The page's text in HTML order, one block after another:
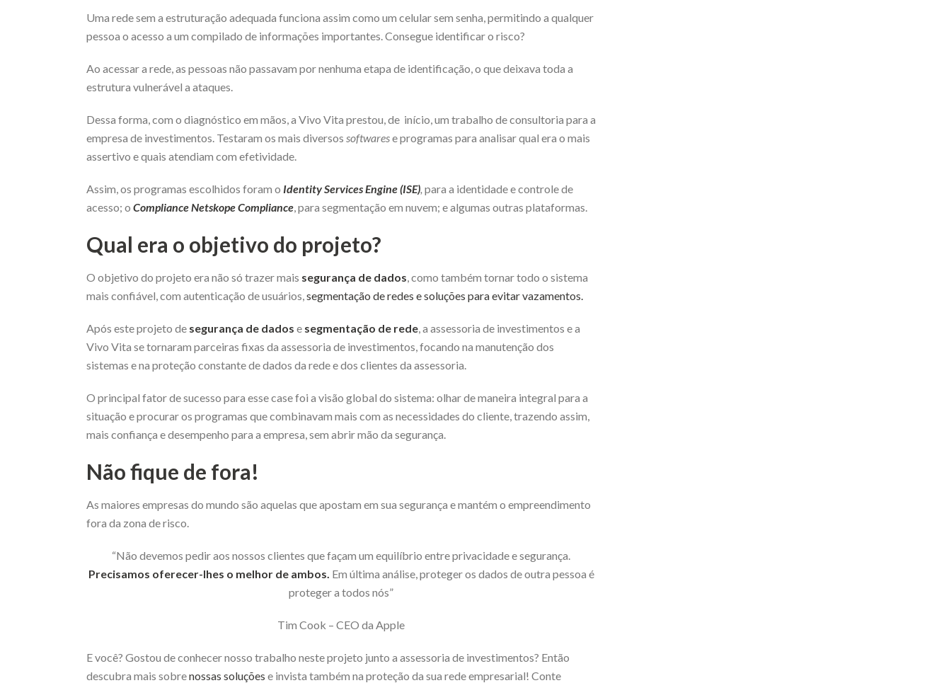
Uma rede sem a estruturação adequada funciona assim como um celular sem senha, permitindo a qualquer
pessoa o acesso a um compilado de informações importantes. Consegue identificar o risco?
Ao acessar a rede, as pessoas não passavam por nenhuma etapa de identificação, o que deixava toda a
estrutura vulnerável a ataques.
Dessa forma, com o diagnóstico em mãos, a Vivo Vita prestou, de início, um trabalho de consultoria para a
empresa de investimentos. Testaram os mais diversos softwarese programas para analisar qual era o mais
assertivo e quais atendiam com efetividade.
Assim, os programas escolhidos foram o Identity Services Engine (ISE) para a identidade e controle de
acesso; o Compliance Netskope Compliance , para segmentação em nuvem; e algumas outras plataformas.
Qual era o objetivo do projeto?
O objetivo do projeto era não só trazer mais segurança de dados , como também tornar todo o sistema
mais confiável, com autenticação de usuários, segmentação de redes e soluções para evitar vazamentos.
Após este projeto de segurança de dados e segmentação de rede , a assessoria de investimentos e a
Vivo Vita se tornaram parceiras fixas da assessoria de investimentos, focando na manutenção dos
sistemas e na proteção constante de dados da rede e dos clientes da assessoria.
O principal fator de sucesso para esse case foi a visão global do sistema: olhar de maneira integral para a
situação e procurar os programas que combinavam mais com as necessidades do cliente, trazendo assim,
mais confiança e desempenho para a empresa, sem abrir mão da segurança.
Não fique de fora!
As maiores empresas do mundo são aquelas que apostam em sua segurança e mantém o empreendimento
fora da zona de risco.
“Não devemos pedir aos nossos clientes que façam um equilíbrio entre privacidade e segurança.
Precisamos oferecer-lhes o melhor de ambos. Em última análise, proteger os dados de outra pessoa é
proteger a todos nós”
Tim Cook – CEO da Apple
E você? Gostou de conhecer nosso trabalho neste projeto junto a assessoria de investimentos? Então
descubra mais sobrenossas soluções e invista também na proteção da sua rede empresarial! Conte